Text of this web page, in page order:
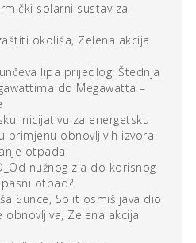
solarni sustav za
okoliša, Zelena akcija
lipa prijedlog: Štednja
do Megawatta –
inicijativu za energetsku
primjenu obnovljivih izvora
otpada
nužnog zla do korisnog
otpad?
Sunce, Split osmišljava dio
Zelena akcija